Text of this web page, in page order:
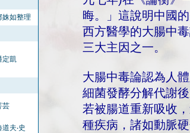
姝如整理
定凱
芸
道夫‧史
晦。」這說明中國
西方醫學的大腸中
三大主因之一。
大腸中毒論認為人
細菌發酵分解代謝
若被腸道重新吸收
種疾病，諸如動脈